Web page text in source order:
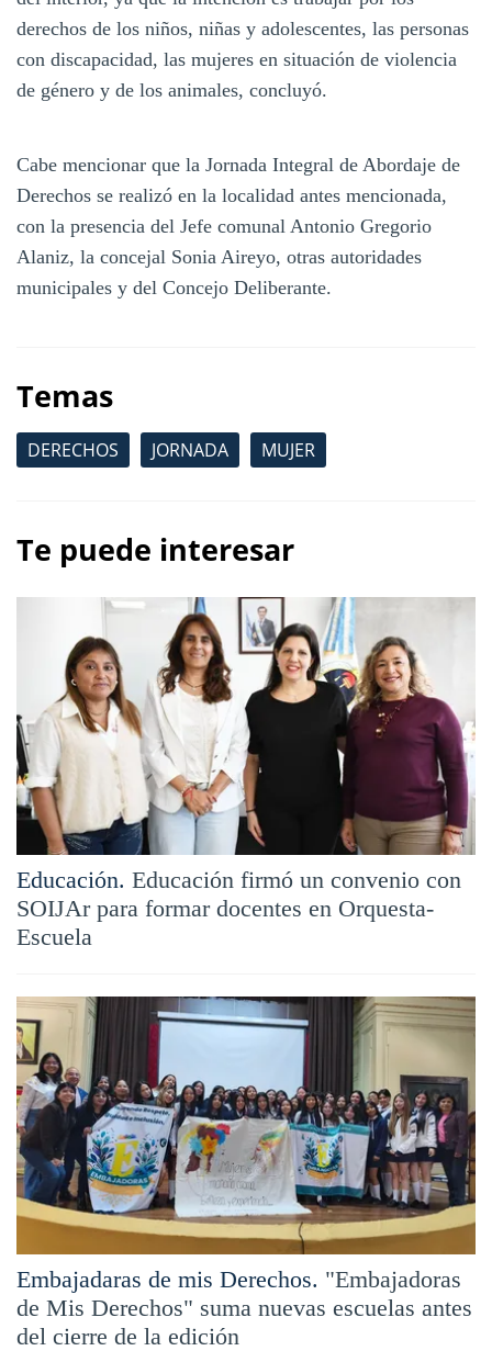
derechos de los niños, niñas y adolescentes, las personas
con discapacidad, las mujeres en situación de violencia
de género y de los animales, concluyó.
Cabe mencionar que la Jornada Integral de Abordaje de
Derechos se realizó en la localidad antes mencionada,
con la presencia del Jefe comunal Antonio Gregorio
Alaniz, la concejal Sonia Aireyo, otras autoridades
municipales y del Concejo Deliberante.
Temas
DERECHOS JORNADA MUJER
Te puede interesar
Educación. Educación firmó un convenio con
SOIJAr para formar docentes en Orquesta-
Escuela
Embajadaras de mis Derechos. "Embajadoras
de Mis Derechos" suma nuevas escuelas antes
del cierre de la edición